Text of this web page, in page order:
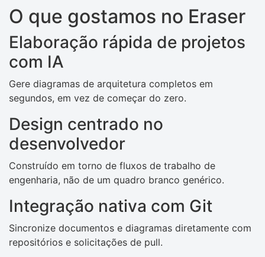
O que gostamos no Eraser
Elaboração rápida de projetos
com IA
Gere diagramas de arquitetura completos em
segundos, em vez de começar do zero.
Design centrado no
desenvolvedor
Construído em torno de fluxos de trabalho de
engenharia, não de um quadro branco genérico.
Integração nativa com Git
Sincronize documentos e diagramas diretamente com
repositórios e solicitações de pull.